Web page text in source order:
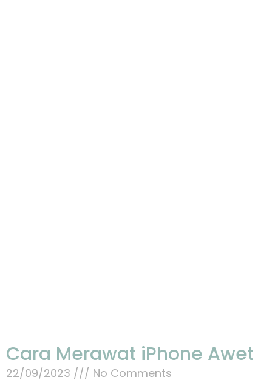
Cara Merawat iPhone Awet
22/09/2023 No Comments